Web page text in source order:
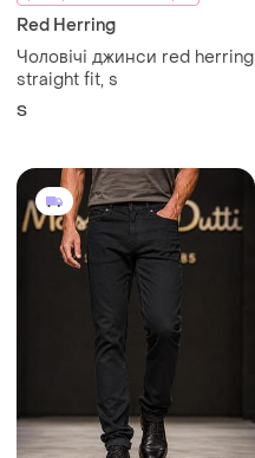
Red Herring
Чоловічі джинси red herring
straight fit, s
S